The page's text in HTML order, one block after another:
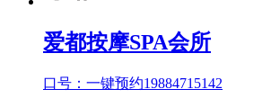
爱都按摩SPA会所
口号：一键预约19884715142